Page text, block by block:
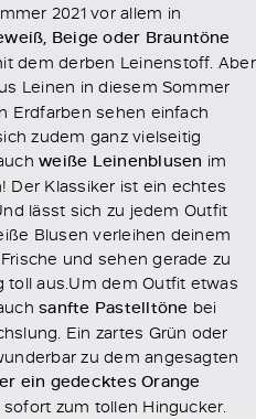
2021 vor allem in
Beige oder Brauntöne
dem derben Leinenstoff. Aber
Leinen in diesem Sommer
Erdfarben sehen einfach
zudem ganz vielseitig
weiße Leinenblusen im
Der Klassiker ist ein echtes
lässt sich zu jedem Outfit
Blusen verleihen deinem
und sehen gerade zu
aus.Um dem Outfit etwas
sanfte Pastelltöne bei
Ein zartes Grün oder
zu dem angesagten
ein gedecktes Orange
zum tollen Hingucker.